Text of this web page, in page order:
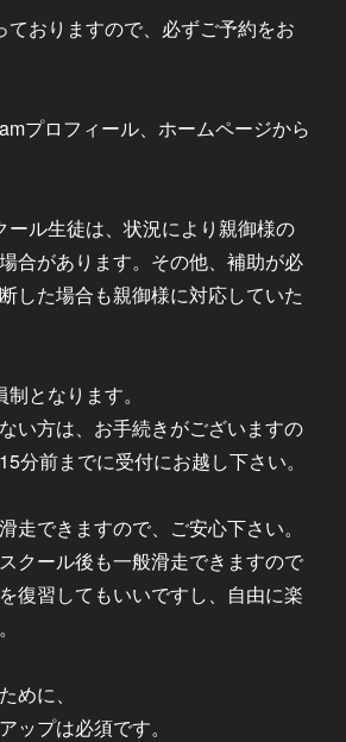
ておりますので、必ずご予約をお
プロフィール、ホームページから
ール生徒は、状況により親御様の
合があります。その他、補助が必
した場合も親御様に対応していた
となります。
い方は、お手続きがございますの
分前までに受付にお越し下さい。
走できますので、ご安心下さい。
クール後も一般滑走できますので
復習してもいいですし、自由に楽
めに、
ップは必須です。